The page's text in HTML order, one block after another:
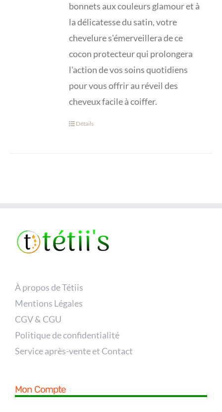
bonnets aux couleurs glamour et à
la délicatesse du satin, votre
chevelure s'émerveillera de ce
cocon protecteur qui prolongera
l'action de vos soins quotidiens
pour vous offrir au réveil des
cheveux facile à coiffer.
Détails
À propos de Tétiis
Mentions Légales
CGV & CGU
Politique de confidentialité
Service après-vente et Contact
Mon Compte